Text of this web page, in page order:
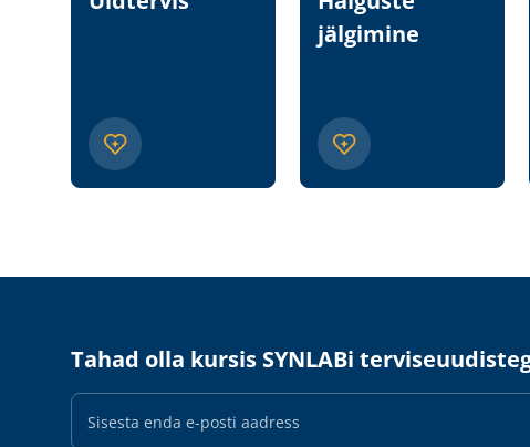
jälgimine
Tahad olla kursis SYNLABi
E-
maili
aadress